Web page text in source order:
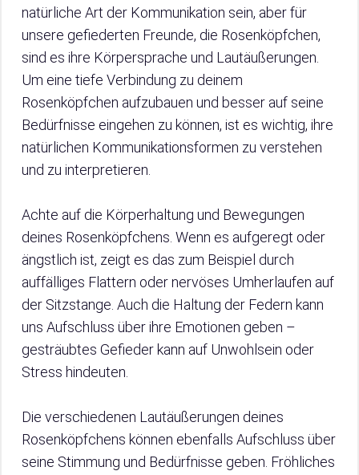
natürliche Art der Kommunikation sein, aber für
unsere gefiederten Freunde, die Rosenköpfchen,
sind es ihre Körpersprache und Lautäußerungen.
Um eine tiefe Verbindung zu deinem
Rosenköpfchen aufzubauen und besser auf seine
Bedürfnisse eingehen zu können, ist es wichtig, ihre
natürlichen Kommunikationsformen zu verstehen
und zu interpretieren.
Achte auf die Körperhaltung und Bewegungen
deines Rosenköpfchens. Wenn es aufgeregt oder
ängstlich ist, zeigt es das zum Beispiel durch
auffälliges Flattern oder nervöses Umherlaufen auf
der Sitzstange. Auch die Haltung der Federn kann
uns Aufschluss über ihre Emotionen geben –
gesträubtes Gefieder kann auf Unwohlsein oder
Stress hindeuten.
Die verschiedenen Lautäußerungen deines
Rosenköpfchens können ebenfalls Aufschluss über
seine Stimmung und Bedürfnisse geben. Fröhliches